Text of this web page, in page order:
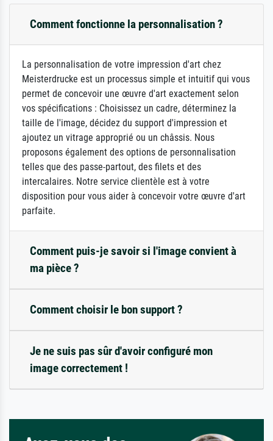
Comment fonctionne la personnalisation ?
La personnalisation de votre impression d'art chez
Meisterdrucke est un processus simple et intuitif qui vous
permet de concevoir une œuvre d'art exactement selon
vos spécifications : Choisissez un cadre, déterminez la
taille de l'image, décidez du support d'impression et
ajoutez un vitrage approprié ou un châssis. Nous
proposons également des options de personnalisation
telles que des passe-partout, des filets et des
intercalaires. Notre service clientèle est à votre
disposition pour vous aider à concevoir votre œuvre d'art
parfaite.
Comment puis-je savoir si l'image convient à
ma pièce ?
Comment choisir le bon support ?
Je ne suis pas sûr d'avoir configuré mon
image correctement !